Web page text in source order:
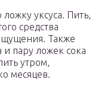
уксуса. Пить,
средства
Также
и пару ложек сока
утром,
месяцев.